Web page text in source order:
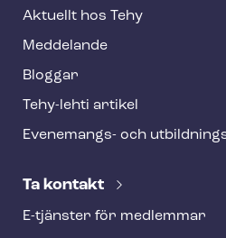
Aktuellt hos Tehy
Meddelande
Bloggar
Tehy-lehti artikel
Evenemangs- och
Ta kontakt
E-tjänster för medlemmar